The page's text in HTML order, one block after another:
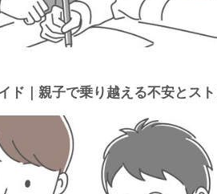
ド｜親子で乗り越える不安とス